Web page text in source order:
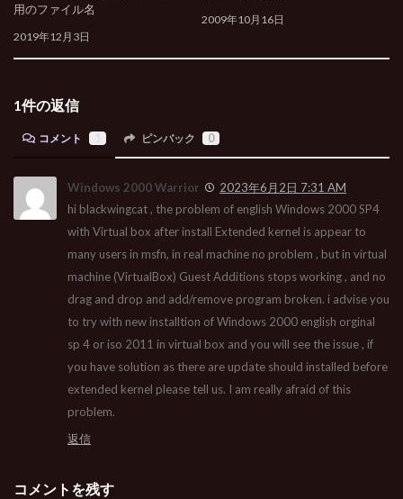
用のファイル名
2019年12月3日
2009年10月16日
1件の返信
コメント ピンバック 0
Windows 2000 Warrior
2023年6月2日 7:31 AM
hi blackwingcat , the problem of english Windows 2000 SP4
with Virtual box after install Extended kernel is appear to
many users in msfn, in real machine no problem , but in virtual
machine (VirtualBox) Guest Additions stops working , and no
drag and drop and add/remove program broken. i advise you
to try with new installtion of Windows 2000 english orginal
sp 4 or iso 2011 in virtual box and you will see the issue , if
you have solution as there are update should installed before
extended kernel please tell us. I am really afraid of this
problem.
返信
コメントを残す